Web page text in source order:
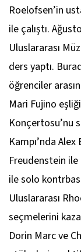
Roelofsen’in
ile çalıştı.
Uluslararası
ders yaptı.
öğrenciler
Mari Fujino
Konçertosu’nu
Kampı’nda
Freudenstein
ile solo kontrbas
Uluslararası
seçmelerini
Dorin Marc ve